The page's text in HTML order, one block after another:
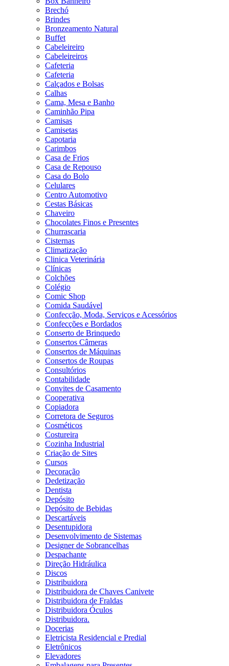
Brechó
Brindes
Bronzeamento Natural
Buffet
Cabeleireiro
Cabeleireiros
Cafeteria
Cafeteria
Calçados e Bolsas
Calhas
Cama, Mesa e Banho
Caminhão Pipa
Camisas
Camisetas
Capotaria
Carimbos
Casa de Frios
Casa de Repouso
Casa do Bolo
Celulares
Centro Automotivo
Cestas Básicas
Chaveiro
Chocolates Finos e Presentes
Churrascaria
Cisternas
Climatização
Clinica Veterinária
Clínicas
Colchões
Colégio
Comic Shop
Comida Saudável
Confecção, Moda, Serviços e Acessórios
Confecções e Bordados
Conserto de Brinquedo
Consertos Câmeras
Consertos de Máquinas
Consertos de Roupas
Consultórios
Contabilidade
Convites de Casamento
Cooperativa
Copiadora
Corretora de Seguros
Cosméticos
Costureira
Cozinha Industrial
Criação de Sites
Cursos
Decoração
Dedetização
Dentista
Depósito
Depósito de Bebidas
Descartáveis
Desentupidora
Desenvolvimento de Sistemas
Designer de Sobrancelhas
Despachante
Direção Hidráulica
Discos
Distribuidora
Distribuidora de Chaves Canivete
Distribuidora de Fraldas
Distribuidora Óculos
Distribuidora.
Docerias
Eletricista Residencial e Predial
Eletrônicos
Elevadores